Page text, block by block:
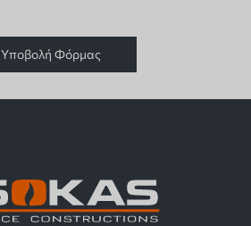
Υποβολή Φόρμας